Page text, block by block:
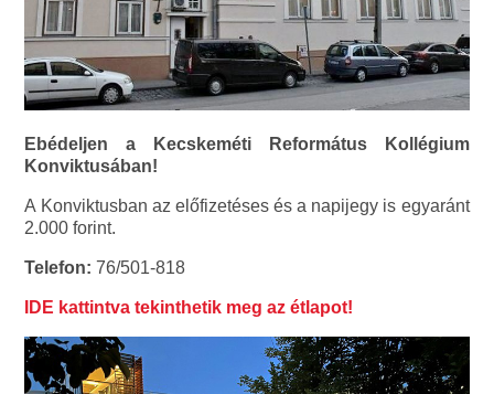
Ebédeljen a Kecskeméti Református Kollégium
Konviktusában!
A Konviktusban az előfizetéses és a napijegy is egyaránt
2.000 forint.
Telefon: 76/501-818
IDE kattintva tekinthetik meg az étlapot!